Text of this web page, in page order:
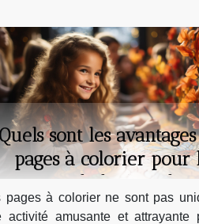
sont les
pages à colorier pour
psychologie et le
des
pages à colorier ne sont pas
activité amusante et attrayante